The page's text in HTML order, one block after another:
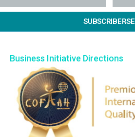
SUBSCRIBERSE
Business Initiative Directions